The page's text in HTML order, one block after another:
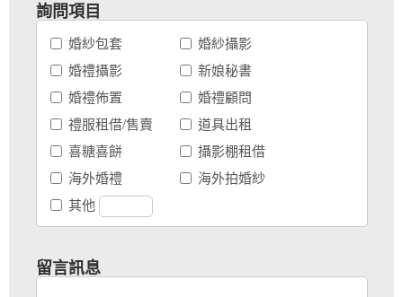
詢問項目
婚紗包套
婚紗攝影
婚禮攝影
新娘秘書
婚禮佈置
婚禮顧問
禮服租借/售賣
道具出租
喜糖喜餅
攝影棚租借
海外婚禮
海外拍婚紗
其他
留言訊息